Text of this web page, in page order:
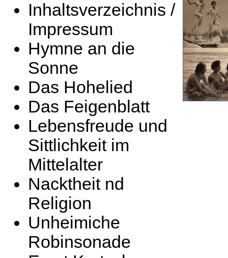
Inhaltsverzeichnis /
Impressum
Hymne an die
Sonne
Das Hohelied
Das Feigenblatt
Lebensfreude und
Sittlichkeit im
Mittelalter
Nacktheit nd
Religion
Unheimiche
Robinsonade